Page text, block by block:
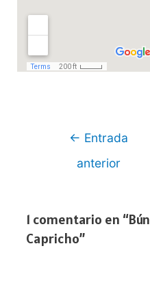
Navegación
← Entrada
anterior
1 comentario en
Capricho”